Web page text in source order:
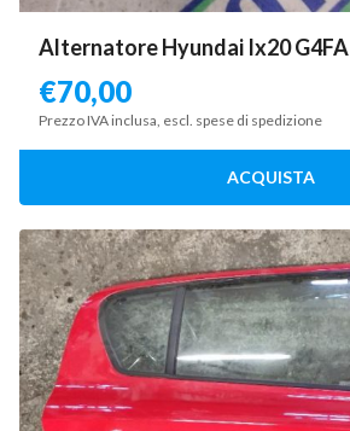
Alternatore Hyundai Ix20 G4FA
€70,00
Prezzo IVA inclusa, escl. spese di spedizione
ACQUISTA